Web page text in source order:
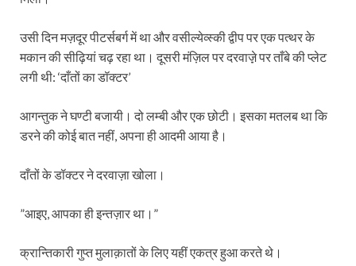
उसी दिन मज़दूर पीटर्सबर्ग में था और वसील्येव्स्की द्वीप पर एक पत्थर के
मकान की सीढ़ियां चढ़ रहा था। दूसरी मंज़िल पर दरवाज़े़ पर ताँबे की प्लेट
लगी थी: ‘दाँतों का डॉक्टर’
आगन्तुक ने घण्टी बजायी। दो लम्बी और एक छोटी। इसका मतलब था कि
डरने की कोई बात नहीं, अपना ही आदमी आया है।
दाँतों के डॉक्टर ने दरवाज़ा खोला।
”आइए, आपका ही इन्तज़ार था।”
क्रान्तिकारी गुप्त मुलाक़ातों के लिए यहीं एकत्र हुआ करते थे।